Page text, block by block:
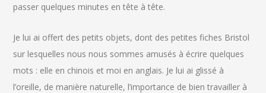
passer quelques minutes en tête à tête.
Je lui ai offert des petits objets, dont des petites fiches Bristol
sur lesquelles nous nous sommes amusés à écrire quelques
mots : elle en chinois et moi en anglais. Je lui ai glissé à
l’oreille, de manière naturelle, l’importance de bien travailler à